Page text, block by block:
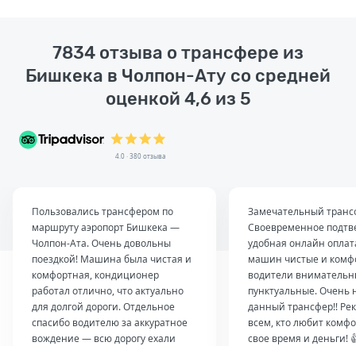
7834 отзыва о трансфере из
Бишкека в Чолпон-Ату со средней
оценкой 4,6 из 5
4.0 · 380 отзыва
Пользовались трансфером по
маршруту аэропорт Бишкека —
Чолпон-Ата. Очень довольны
поездкой! Машина была чистая и
комфортная, кондиционер
работал отлично, что актуально
для долгой дороги. Отдельное
спасибо водителю за аккуратное
вождение — всю дорогу ехали
Замечательный
Своевременное
удобная онлайн
машин чистые и
водители
пунктуальные. Очень
данный трансфер!!
всем, кто любит
свое время и деньги!